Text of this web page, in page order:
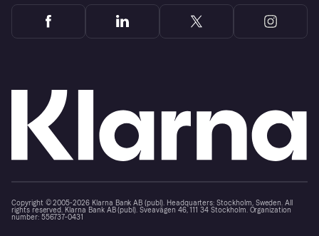
Copyright © 2005-2026 Klarna Bank AB (publ). Headquarters: Stockholm, Sweden. All
rights reserved. Klarna Bank AB (publ). Sveavägen 46, 111 34 Stockholm. Organization
number: 556737-0431